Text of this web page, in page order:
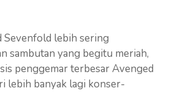
Sevenfold lebih sering
sambutan yang begitu meriah,
penggemar terbesar Avenged
lebih banyak lagi konser-